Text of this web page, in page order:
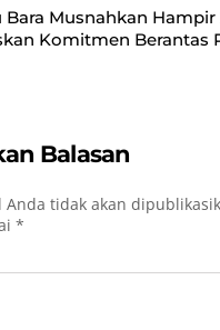
Bara Musnahkan
Komitmen Berantas
Balasan
Anda tidak akan
*